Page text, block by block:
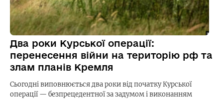
Два роки Курської операції:
перенесення війни на територію рф та
злам планів Кремля
Сьогодні виповнюється два роки від початку Курської
операції — безпрецедентної за задумом і виконанням